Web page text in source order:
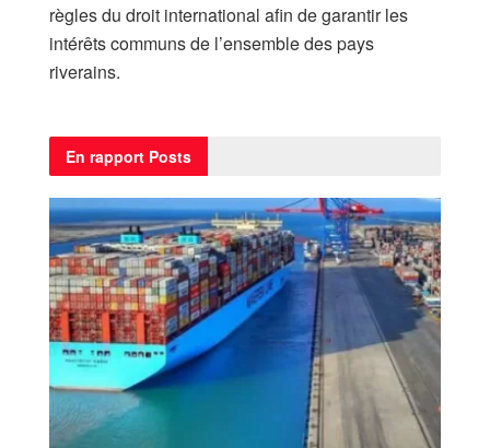
règles du droit international afin de garantir les
intérêts communs de l’ensemble des pays
riverains.
En rapport Posts